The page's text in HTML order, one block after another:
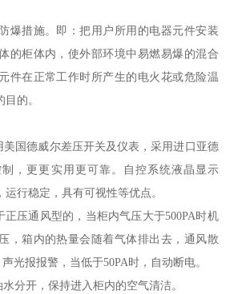
爆措施。即：把用户所用的电器元件安装
的柜体内，使外部环境中易燃易爆的混合
件在正常工作时所产生的电火花或危险温
的。
美国德威尔差压开关及仪表，采用进口亚德
，更更实用更可靠。自控系统液晶显示
行稳定，具有可视性等优点。
压通风型的，当柜内气压大于500PA时机
，箱内的热量会随着气体排出去，通风散
光报报警，当低于50PA时，自动断电。
分开，保持进入柜内的空气清洁。